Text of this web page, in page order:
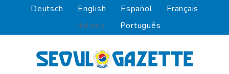
Deutsch English Español
Français
Italiano
Português